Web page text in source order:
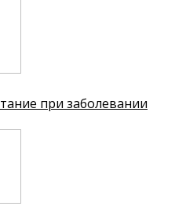
при заболевании